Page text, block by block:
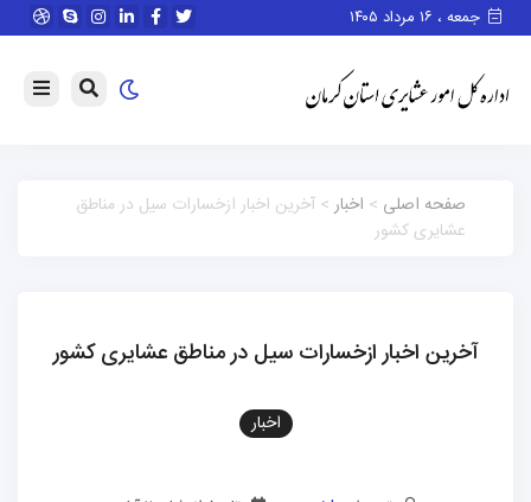
جمعه ، ۱۶ مرداد ۱۴۰۵
صفحه اصلی > اخبار> آخرین اخبار ازخسارات سیل در مناطق
عشایری کشور
آخرین اخبار ازخسارات سیل در مناطق عشایری کشور
اخبار